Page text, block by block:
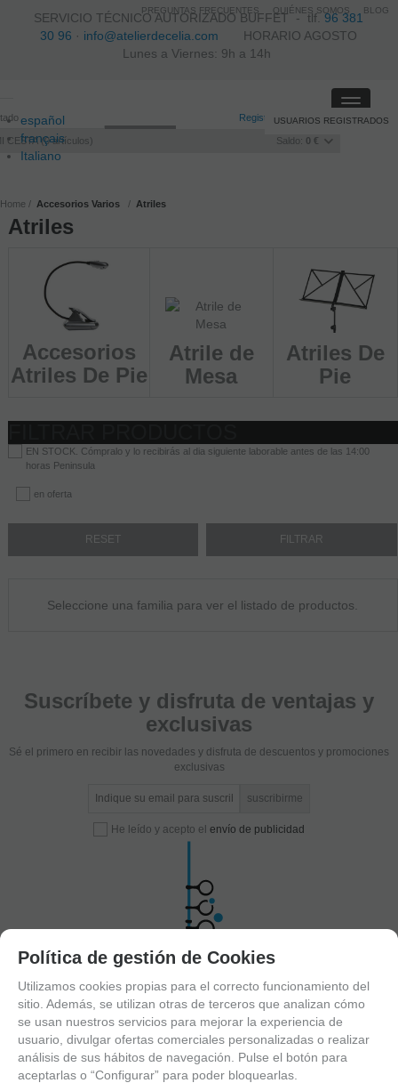
SERVICIO TÉCNICO AUTORIZADO BUFFET -tlf.96 381
30 96 · info@atelierdecelia.com HORARIO AGOSTO
Lunes a Viernes: 9h a 14h
español
français
Italiano
Registro /Iniciar sesión
CESTA 0artículos Saldo: 0 €
USUARIOS REGISTRADOS
Toggle
Home Accesorios Varios Atriles
Atriles
Accesorios
Atriles De Pie
Atrile de
Mesa
Atriles De
Pie
EN STOCK. Cómpralo y lo recibirás al dia siguiente laborable antes de las 14:00
horas Peninsula
en oferta
Seleccione una familia para ver el listado de productos.
Suscríbete y disfruta de ventajas y
exclusivas
Sé el primero en recibir las novedades y disfruta de descuentos y promociones
exclusivas
He leído y acepto el envío de publicidad
C/ Maria Llacer 8 Bajo - 46007 Valencia
963 81 30 96|info@atelierdecelia.com
PREGUNTAS FRECUENTES QUIÉNES SOMOS BLOG
Clarinetes
Viento metal
Política de gestión de Cookies
Utilizamos cookies propias para el correcto funcionamiento del
sitio. Además, se utilizan otras de terceros que analizan cómo
se usan nuestros servicios para mejorar la experiencia de
usuario, divulgar ofertas comerciales personalizadas o realizar
análisis de sus hábitos de navegación. Pulse el botón para
aceptarlas o “Configurar” para poder bloquearlas.